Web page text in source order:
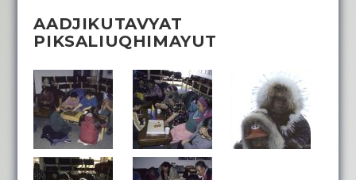
AADJIKUTAVYAT
PIKSALIUQHIMAYUT